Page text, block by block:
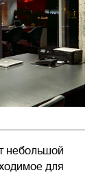
небольшой
для